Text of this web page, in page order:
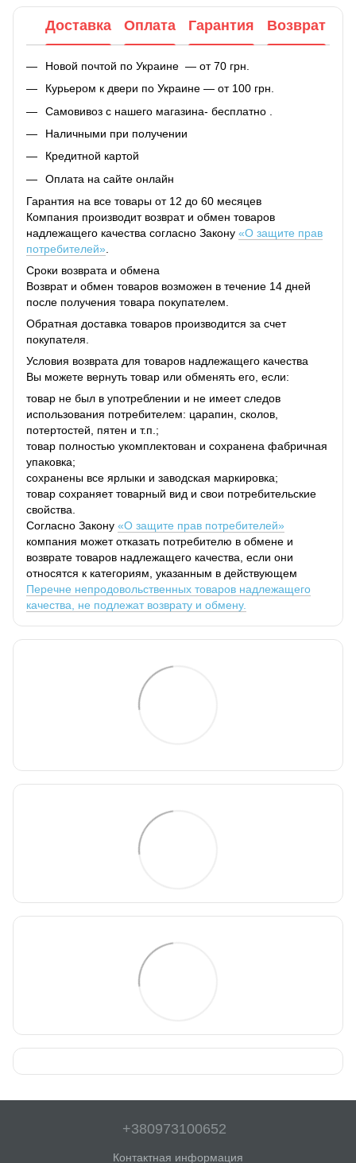
Доставка Оплата Гарантия Возврат
Новой почтой по Украине — от 70 грн.
Курьером к двери по Украине — от 100 грн.
Самовивоз с нашего магазина- бесплатно .
Наличными при получении
Кредитной картой
Оплата на сайте онлайн
Гарантия на все товары от 12 до 60 месяцев
Компания производит возврат и обмен товаров
надлежащего качества согласно Закону «О защите прав
потребителей»
Сроки возврата и обмена
Возврат и обмен товаров возможен в течение 14 дней
после получения товара покупателем.
Обратная доставка товаров производится за счет
покупателя.
Условия возврата для товаров надлежащего качества
Вы можете вернуть товар или обменять его, если:
товар не был в употреблении и не имеет следов
использования потребителем: царапин, сколов,
потертостей, пятен и т.п.;
товар полностью укомплектован и сохранена фабричная
упаковка;
сохранены все ярлыки и заводская маркировка;
товар сохраняет товарный вид и свои потребительские
свойства.
Согласно Закону «О защите прав потребителей»
компания может отказать потребителю в обмене и
возврате товаров надлежащего качества, если они
относятся к категориям, указанным в действующем
Перечне непродовольственных товаров надлежащего
качества, не подлежат возврату и обмену.
+380973100652
Контактная информация